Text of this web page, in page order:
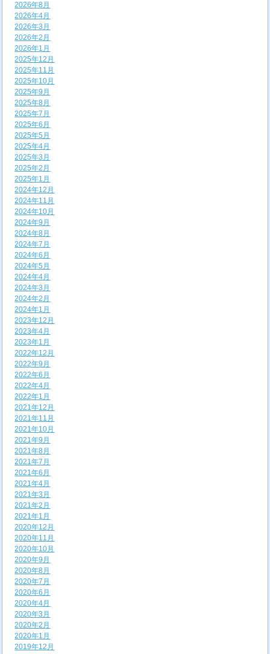
2026年8月
2026年4月
2026年3月
2026年2月
2026年1月
2025年12月
2025年11月
2025年10月
2025年9月
2025年8月
2025年7月
2025年6月
2025年5月
2025年4月
2025年3月
2025年2月
2025年1月
2024年12月
2024年11月
2024年10月
2024年9月
2024年8月
2024年7月
2024年6月
2024年5月
2024年4月
2024年3月
2024年2月
2024年1月
2023年12月
2023年4月
2023年1月
2022年12月
2022年9月
2022年6月
2022年4月
2022年1月
2021年12月
2021年11月
2021年10月
2021年9月
2021年8月
2021年7月
2021年6月
2021年4月
2021年3月
2021年2月
2021年1月
2020年12月
2020年11月
2020年10月
2020年9月
2020年8月
2020年7月
2020年6月
2020年4月
2020年3月
2020年2月
2020年1月
2019年12月